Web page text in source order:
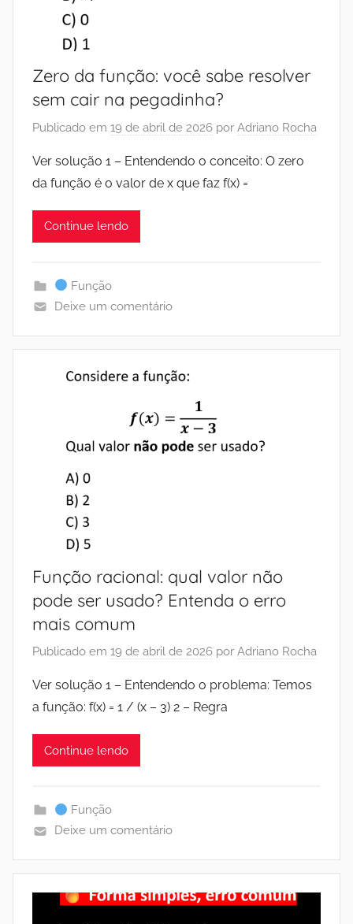
Zero da função: você sabe resolver
sem cair na pegadinha?
Publicado em 19 de abril de 2026 por Adriano Rocha
Ver solução 1 – Entendendo o conceito: O zero
da função é o valor de x que faz f(x) =
Continue lendo
Função
Deixe um comentário
Função racional: qual valor não
pode ser usado? Entenda o erro
mais comum
Publicado em 19 de abril de 2026 por Adriano Rocha
Ver solução 1 – Entendendo o problema: Temos
a função: f(x) = 1 / (x – 3) 2 – Regra
Continue lendo
Função
Deixe um comentário